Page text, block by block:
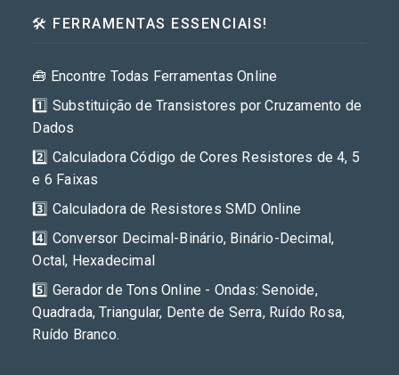
🛠️ FERRAMENTAS ESSENCIAIS!
🧰 Encontre Todas Ferramentas Online
1️⃣ Substituição de Transistores por Cruzamento de
Dados
2️⃣ Calculadora Código de Cores Resistores de 4, 5
e 6 Faixas
3️⃣ Calculadora de Resistores SMD Online
4️⃣ Conversor Decimal-Binário, Binário-Decimal,
Octal, Hexadecimal
5️⃣ Gerador de Tons Online - Ondas: Senoide,
Quadrada, Triangular, Dente de Serra, Ruído Rosa,
Ruído Branco.